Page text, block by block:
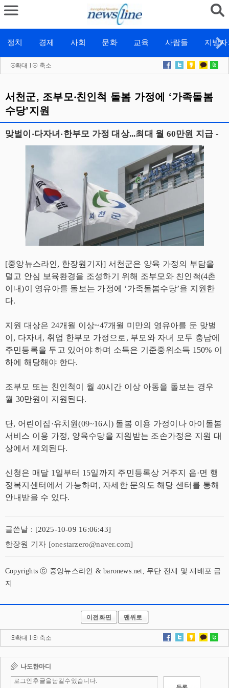
정치 경제 사회 문화 교육 사람들 지방
확대 l 축소
서천군, 조부모‧친인척 돌봄 가정에 ‘가족돌봄
수당’지원
맞벌이‧다자녀‧한부모 가정 대상...최대 월 60만원 지급 -
[중앙뉴스라인, 한장원기자] 서천군은 양육 가정의 부담을
덜고 안심 보육환경을 조성하기 위해 조부모와 친인척(4촌
이내)이 영유아를 돌보는 가정에 ‘가족돌봄수당’을 지원한
다.
지원 대상은 24개월 이상~47개월 미만의 영유아를 둔 맞벌
이, 다자녀, 취업 한부모 가정으로, 부모와 자녀 모두 충남에
주민등록을 두고 있어야 하며 소득은 기준중위소득 150% 이
하에 해당해야 한다.
조부모 또는 친인척이 월 40시간 이상 아동을 돌보는 경우
월 30만원이 지원된다.
단, 어린이집·유치원(09~16시) 돌봄 이용 가정이나 아이돌봄
서비스 이용 가정, 양육수당을 지원받는 조손가정은 지원 대
상에서 제외된다.
신청은 매달 1일부터 15일까지 주민등록상 거주지 읍·면 행
정복지센터에서 가능하며, 자세한 문의도 해당 센터를 통해
안내받을 수 있다.
글쓴날 : [2025-10-09 16:06:43]
한장원 기자 [onestarzero@naver.com]
Copyrights ⓒ 중앙뉴스라인 & baronews.net, 무단 전재 및 재배포 금
지
이전화면 맨위로
확대 l 축소